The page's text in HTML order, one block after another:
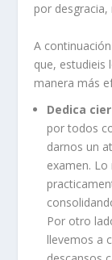
por
A
que, estudieis
manera más
Dedica
por todos
darnos un
examen.
Por otro
llevemos a